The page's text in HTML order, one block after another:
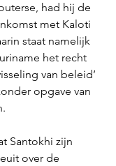
had hij de
met Kaloti
staat namelijk
het recht
van beleid’
opgave van
Santokhi zijn
over de